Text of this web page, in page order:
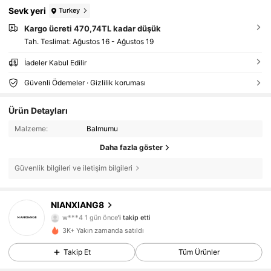
Sevk yeri Turkey
Kargo ücreti 470,74TL kadar düşük
Tah. Teslimat: Ağustos 16 - Ağustos 19
İadeler Kabul Edilir
Güvenli Ödemeler · Gizlilik koruması
Ürün Detayları
Malzeme: Balmumu
Daha fazla göster
Güvenlik bilgileri ve iletişim bilgileri
NIANXIANG8
4,48
21 Takipçiler
w***4 1 gün önce
h***7göz atıyor
4,48
21 Takipçiler
4,48 21 Takipçiler
3K+ Yakın zamanda satıldı
Takip Et Tüm Ürünler